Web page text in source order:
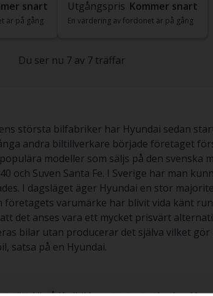
snart
är på gång
Utgångspris Kommer snart
En värdering av fordonet är på gång
Du ser nu 7 av 7 träffar
största bilfabriker har Hyundai sedan
andra biltillverkare började företaget
modeller som säljs på den svenska
och Suven Santa Fe. I Sverige har man
I dagsläget äger Hyundai en stor
varumärke har blivit vida känt
det anses vara ett mycket prisvärt
bilar utan producerar det själva vilket
satsa på en Hyundai.